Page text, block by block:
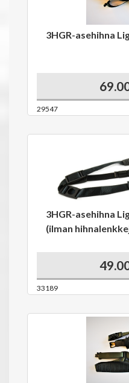
3HGR-asehihna
29547
3HGR-asehihna
(ilman
33189